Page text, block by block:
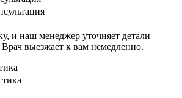
и наш менеджер уточняет детали
выезжает к вам немедленно.